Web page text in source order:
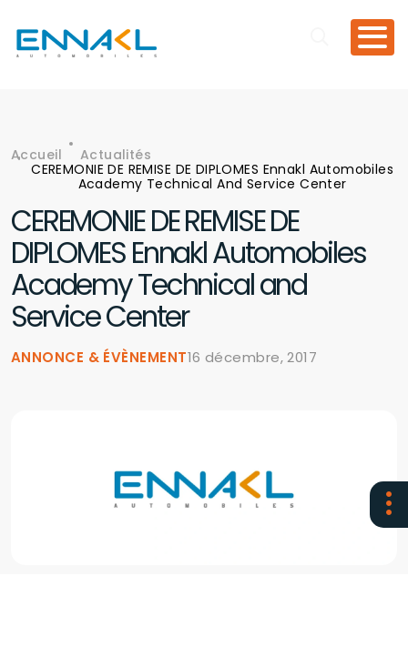
Fil d'Ariane
Accueil
Actualités
CEREMONIE DE REMISE DE DIPLOMES Ennakl Automobiles
Academy Technical And Service Center
CEREMONIE DE REMISE DE
DIPLOMES Ennakl Automobiles
Academy Technical and
Service Center
ANNONCE & ÉVÈNEMENT16 décembre, 2017